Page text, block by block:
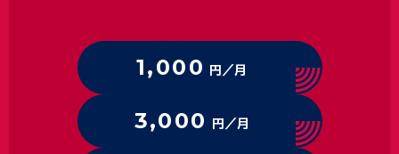
1,000 円／月
3,000 円／月